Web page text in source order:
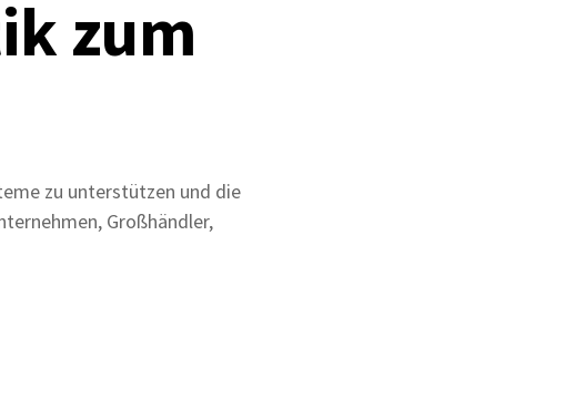
zum
zu unterstützen und die
Großhändler,